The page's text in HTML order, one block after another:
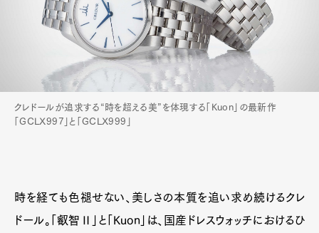
クレドールが追求する“時を超える美”を体現する「Kuon」の最新作
「GCLX997」と「GCLX999」
時を経ても色褪せない、美しさの本質を追い求め続けるクレ
ドール。「叡智Ⅱ」と「Kuon」は、国産ドレスウォッチにおけるひ